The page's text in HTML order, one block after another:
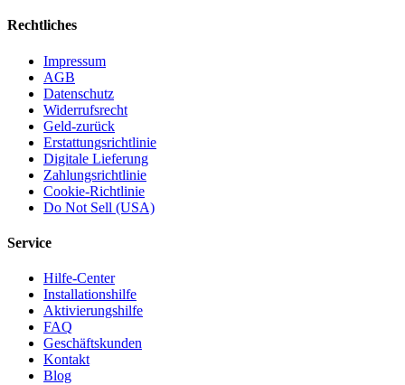
Rechtliches
Impressum
AGB
Datenschutz
Widerrufsrecht
Geld-zurück
Erstattungsrichtlinie
Digitale Lieferung
Zahlungsrichtlinie
Cookie-Richtlinie
Do Not Sell (USA)
Service
Hilfe-Center
Installationshilfe
Aktivierungshilfe
FAQ
Geschäftskunden
Kontakt
Blog